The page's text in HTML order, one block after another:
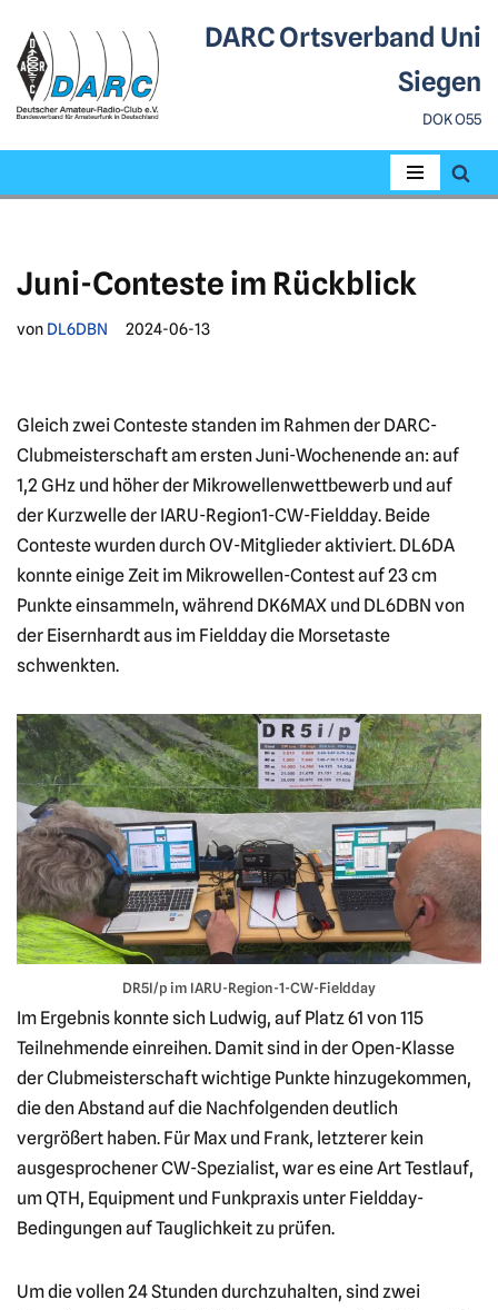
Zum
Inhalt
springen
DARC Ortsverband Uni
Siegen
DOK O55
Juni-Conteste im Rückblick
von DL6DBN 2024-06-13
Gleich zwei Conteste standen im Rahmen der DARC-
Clubmeisterschaft am ersten Juni-Wochenende an: auf
1,2 GHz und höher der Mikrowellenwettbewerb und auf
der Kurzwelle der IARU-Region1-CW-Fieldday. Beide
Conteste wurden durch OV-Mitglieder aktiviert. DL6DA
konnte einige Zeit im Mikrowellen-Contest auf 23 cm
Punkte einsammeln, während DK6MAX und DL6DBN von
der Eisernhardt aus im Fieldday die Morsetaste
schwenkten.
DR5I/p im IARU-Region-1-CW-Fieldday
Im Ergebnis konnte sich Ludwig, auf Platz 61 von 115
Teilnehmende einreihen. Damit sind in der Open-Klasse
der Clubmeisterschaft wichtige Punkte hinzugekommen,
die den Abstand auf die Nachfolgenden deutlich
vergrößert haben. Für Max und Frank, letzterer kein
ausgesprochener CW-Spezialist, war es eine Art Testlauf,
um QTH, Equipment und Funkpraxis unter Fieldday-
Bedingungen auf Tauglichkeit zu prüfen.
Um die vollen 24 Stunden durchzuhalten, sind zwei